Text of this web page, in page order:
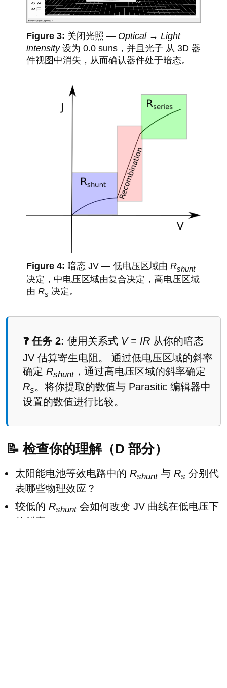
关闭光照 — Optical → Light
intensity设为 0.0 suns，并且光子 从 3D 器
件视图中消失，从而确认器件处于暗态。
暗态 JV — 低电压区域由 Rshunt
决定，中电压区域由复合决定，高电压区域
由 Rs 决定。
❓ 任务 2: 使用关系式 V = IR从你的暗态
JV 估算寄生电阻。 通过低电压区域的斜率
确定 Rshunt，通过高电压区域的斜率确定
Rs。将你提取的数值与 Parasitic 编辑器中
设置的数值进行比较。
📝 检查你的理解（D 部分）
太阳能电池等效电路中的 Rshunt与 Rs 分别代
表哪些物理效应？
较低的 Rshunt会如何改变 JV 曲线在低电压下
的斜率？